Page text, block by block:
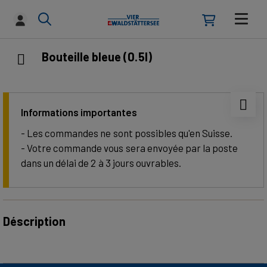
Bouteille bleue (0.5l)
Informations importantes
- Les commandes ne sont possibles qu'en Suisse.
- Votre commande vous sera envoyée par la poste
dans un délai de 2 à 3 jours ouvrables.
Déscription
déplacements. Que ce soit au bureau, à la maison ou lors